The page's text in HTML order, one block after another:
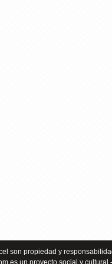
son propiedad y
es un proyecto social y cultural -